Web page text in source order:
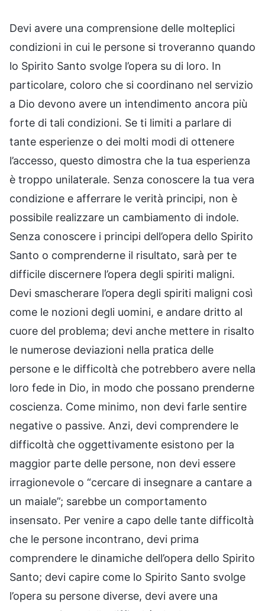
Devi avere una comprensione delle molteplici
condizioni in cui le persone si troveranno quando
lo Spirito Santo svolge l’opera su di loro. In
particolare, coloro che si coordinano nel servizio
a Dio devono avere un intendimento ancora più
forte di tali condizioni. Se ti limiti a parlare di
tante esperienze o dei molti modi di ottenere
l’accesso, questo dimostra che la tua esperienza
è troppo unilaterale. Senza conoscere la tua vera
condizione e afferrare le verità principi, non è
possibile realizzare un cambiamento di indole.
Senza conoscere i principi dell’opera dello Spirito
Santo o comprenderne il risultato, sarà per te
difficile discernere l’opera degli spiriti maligni.
Devi smascherare l’opera degli spiriti maligni così
come le nozioni degli uomini, e andare dritto al
cuore del problema; devi anche mettere in risalto
le numerose deviazioni nella pratica delle
persone e le difficoltà che potrebbero avere nella
loro fede in Dio, in modo che possano prenderne
coscienza. Come minimo, non devi farle sentire
negative o passive. Anzi, devi comprendere le
difficoltà che oggettivamente esistono per la
maggior parte delle persone, non devi essere
irragionevole o “cercare di insegnare a cantare a
un maiale”; sarebbe un comportamento
insensato. Per venire a capo delle tante difficoltà
che le persone incontrano, devi prima
comprendere le dinamiche dell’opera dello Spirito
Santo; devi capire come lo Spirito Santo svolge
l’opera su persone diverse, devi avere una